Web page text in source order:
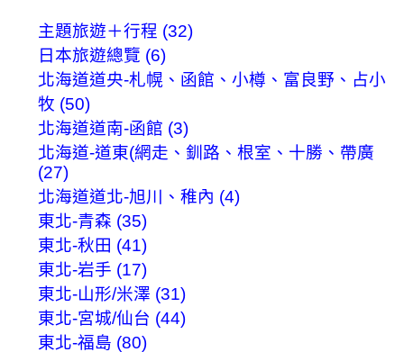
主題旅遊＋行程 (32)
日本旅遊總覽 (6)
北海道道央-札幌、函館、小樽、富良野、占小
牧 (50)
北海道道南-函館 (3)
北海道-道東(網走、釧路、根室、十勝、帶廣
(27)
北海道道北-旭川、稚內 (4)
東北-青森 (35)
東北-秋田 (41)
東北-岩手 (17)
東北-山形/米澤 (31)
東北-宮城/仙台 (44)
東北-福島 (80)